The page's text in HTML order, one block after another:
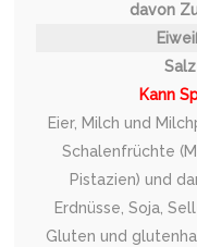
davon
Kann
Eier, Milch und
Schalenfrüchte
Pistazien) und
Erdnüsse, Soja,
Gluten und